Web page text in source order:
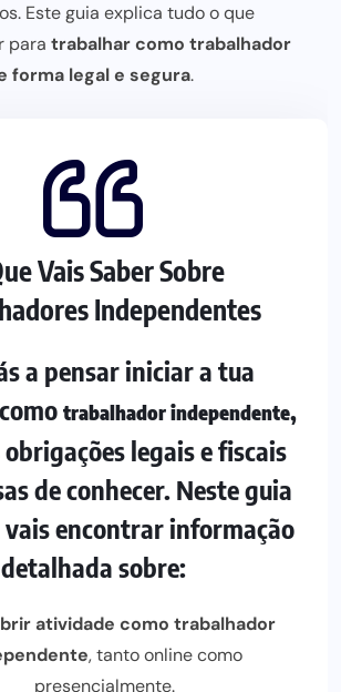
Este guia explica tudo o que
para trabalhar como trabalhador
forma legal e segura.
Vais Saber Sobre
Independentes
a pensar iniciar a tua
trabalhador independente,
legais e fiscais
de conhecer. Neste guia
encontrar informação
detalhada sobre:
atividade como trabalhador
, tanto online como
presencialmente.